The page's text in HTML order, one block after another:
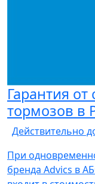
Гарантия
тормозов в
Действительно
При
бренда Advics в